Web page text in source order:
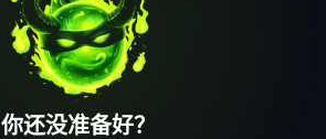
你还没准备好？